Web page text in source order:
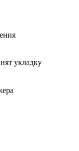
укладку